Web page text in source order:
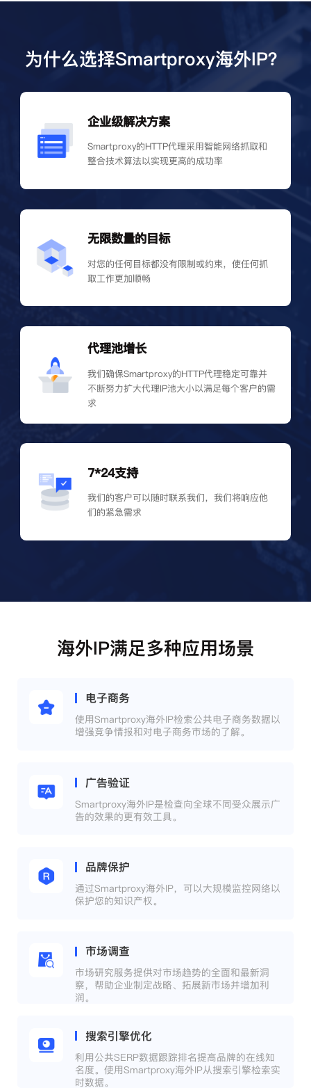
为什么选择Smartproxy海外IP？
企业级解决方案
Smartproxy的HTTP代理采用智能网络抓取和
整合技术算法以实现更高的成功率
无限数量的目标
对您的任何目标都没有限制或约束，使任何抓
取工作更加顺畅
代理池增长
我们确保Smartproxy的HTTP代理稳定可靠并
不断努力扩大代理IP池大小以满足每个客户的需
求
7*24支持
我们的客户可以随时联系我们，我们将响应他
们的紧急需求
海外IP满足多种应用场景
电子商务
使用Smartproxy海外IP检索公共电子商务数据以
增强竞争情报和对电子商务市场的了解。
广告验证
Smartproxy海外IP是检查向全球不同受众展示广
告的效果的更有效工具。
品牌保护
通过Smartproxy海外IP，可以大规模监控网络以
保护您的知识产权。
市场调查
市场研究服务提供对市场趋势的全面和最新洞
察，帮助企业制定战略、拓展新市场并增加利
润。
搜索引擎优化
利用公共SERP数据跟踪排名提高品牌的在线知
名度。使用Smartproxy海外IP从搜索引擎检索实
时数据。